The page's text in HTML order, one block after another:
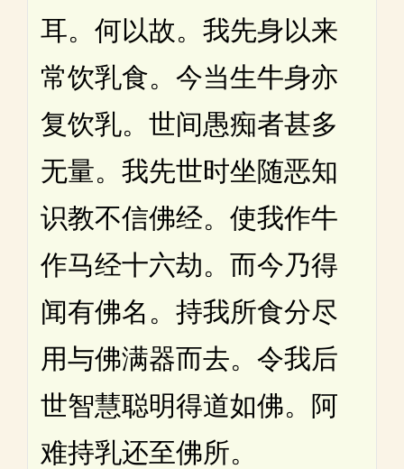
耳。何以故。我先身以来
常饮乳食。今当生牛身亦
复饮乳。世间愚痴者甚多
无量。我先世时坐随恶知
识教不信佛经。使我作牛
作马经十六劫。而今乃得
闻有佛名。持我所食分尽
用与佛满器而去。令我后
世智慧聪明得道如佛。阿
难持乳还至佛所。